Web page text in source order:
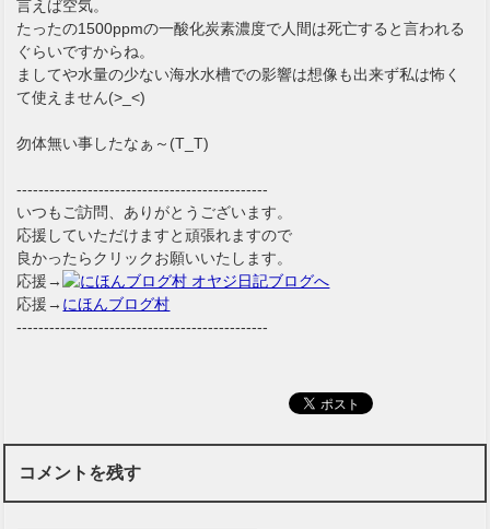
言えば空気。
たったの1500ppmの一酸化炭素濃度で人間は死亡すると言われる
ぐらいですからね。
ましてや水量の少ない海水水槽での影響は想像も出来ず私は怖く
て使えません(>_<)
勿体無い事したなぁ～(T_T)
----------------------------------------------
いつもご訪問、ありがとうございます。
応援していただけますと頑張れますので
良かったらクリックお願いいたします。
応援→
応援→ にほんブログ村
----------------------------------------------
コメントを残す